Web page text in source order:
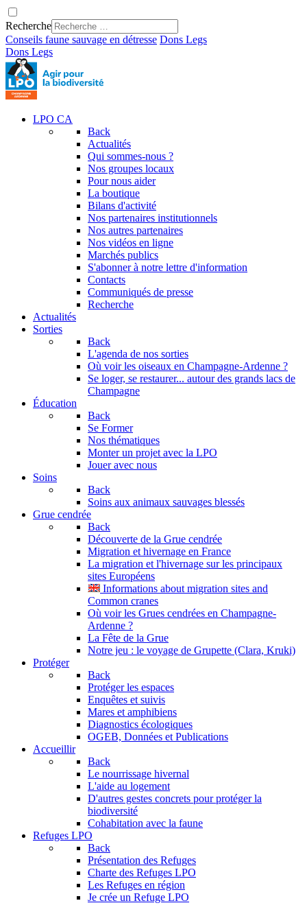
Recherche
Conseils faune sauvage en détresse Dons Legs
Dons Legs
LPO CA
Back
Actualités
Qui sommes-nous ?
Nos groupes locaux
Pour nous aider
La boutique
Bilans d'activité
Nos partenaires institutionnels
Nos autres partenaires
Nos vidéos en ligne
Marchés publics
S'abonner à notre lettre d'information
Contacts
Communiqués de presse
Recherche
Actualités
Sorties
Back
L'agenda de nos sorties
Où voir les oiseaux en Champagne-Ardenne ?
Se loger, se restaurer... autour des grands lacs de
Champagne
Éducation
Back
Se Former
Nos thématiques
Monter un projet avec la LPO
Jouer avec nous
Soins
Back
Soins aux animaux sauvages blessés
Grue cendrée
Back
Découverte de la Grue cendrée
Migration et hivernage en France
La migration et l'hivernage sur les principaux
sites Européens
Informations about migration sites and
Common cranes
Où voir les Grues cendrées en Champagne-
Ardenne ?
La Fête de la Grue
Notre jeu : le voyage de Grupette (Clara, Kruki)
Protéger
Back
Protéger les espaces
Enquêtes et suivis
Mares et amphibiens
Diagnostics écologiques
OGEB, Données et Publications
Accueillir
Back
Le nourrissage hivernal
L'aide au logement
D'autres gestes concrets pour protéger la
biodiversité
Cohabitation avec la faune
Refuges LPO
Back
Présentation des Refuges
Charte des Refuges LPO
Les Refuges en région
Je crée un Refuge LPO